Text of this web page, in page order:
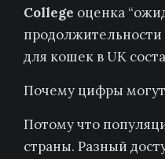
College оценка
для кошек в UK
Почему цифры могут
Потому что
страны. Разный